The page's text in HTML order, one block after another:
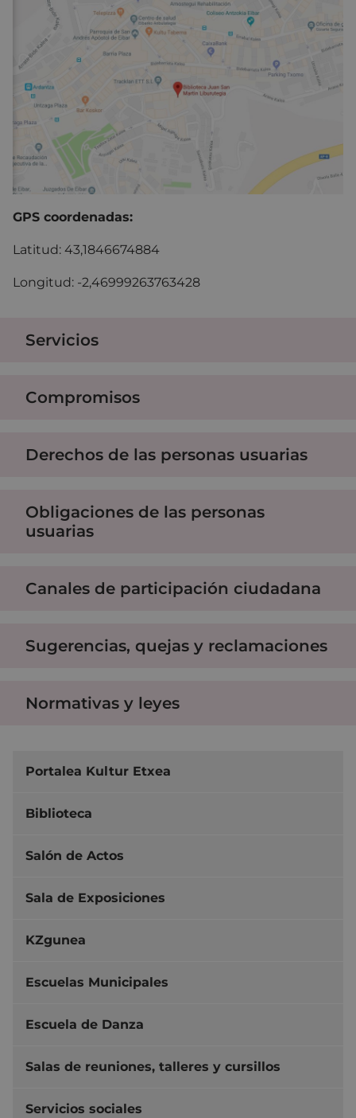
GPS coordenadas:
Latitud: 43,1846674884
Longitud: -2,46999263763428
Servicios
Compromisos
Derechos de las personas usuarias
Obligaciones de las personas
usuarias
Canales de participación ciudadana
Sugerencias, quejas y reclamaciones
Normativas y leyes
Portalea Kultur Etxea
Biblioteca
Salón de Actos
Sala de Exposiciones
KZgunea
Escuelas Municipales
Escuela de Danza
Salas de reuniones, talleres y cursillos
Servicios sociales